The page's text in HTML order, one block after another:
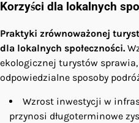
Korzyści dla lokalnych
Praktyki zrównoważonej
dla lokalnych społeczności.
ekologicznej turystów
odpowiedzialne sposoby
Wzrost inwestycji w
przynosi długoterminowe